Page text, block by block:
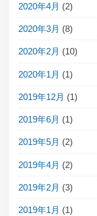
2020年4月 (2)
2020年3月 (8)
2020年2月 (10)
2020年1月 (1)
2019年12月 (1)
2019年6月 (1)
2019年5月 (2)
2019年4月 (2)
2019年2月 (3)
2019年1月 (1)